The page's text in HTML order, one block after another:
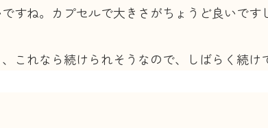
すね。カプセルで大きさがちょうど良いです
これなら続けられそうなので、しばらく続け